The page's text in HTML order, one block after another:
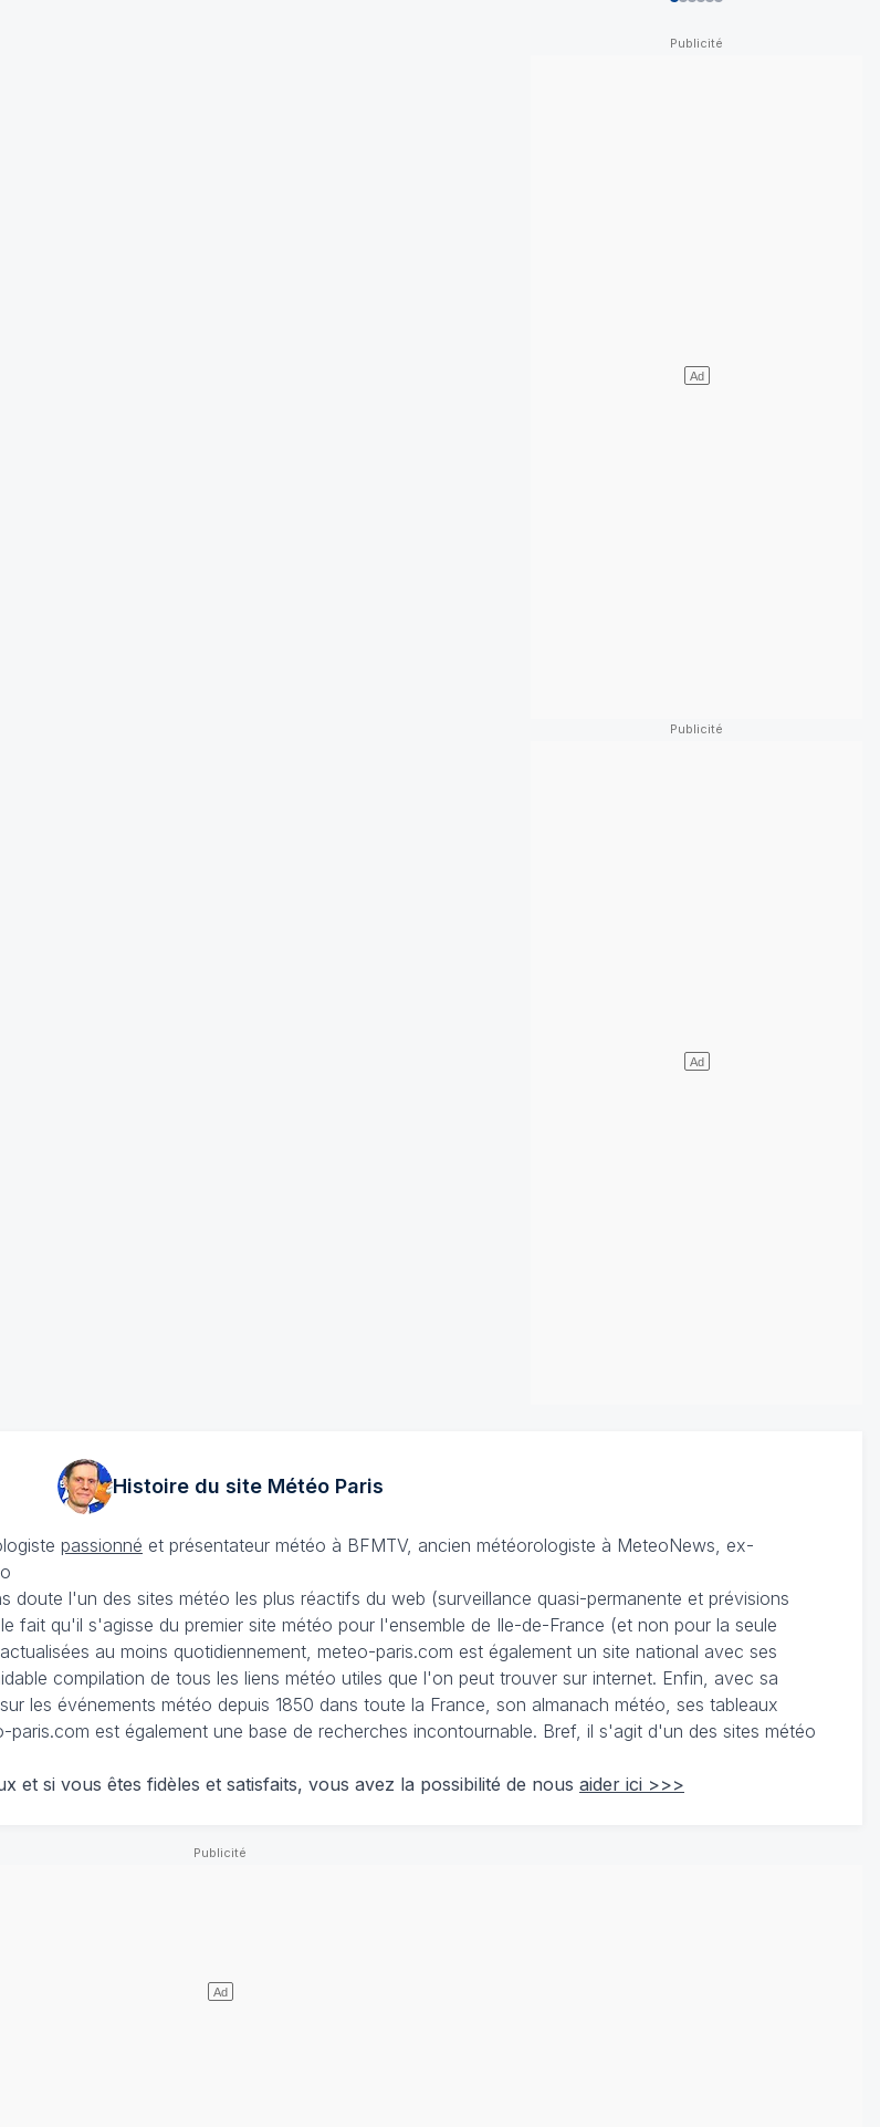
012345
Histoire du site MétéoParis
passionné et présentateur météo à BFMTV, ancien météorologiste à MeteoNews, ex-
doute l'un des sites météo les plus réactifs du web (surveillance quasi-permanente et prévisions
fait qu'il s'agisse du premier site météo pour l'ensemble de Ile-de-France (et non pour la seule
au moins quotidiennement, meteo-paris.com est également un site national avec ses
compilation de tous les liens météo utiles que l'on peut trouver sur internet. Enfin, avec sa
sur les événements météo depuis 1850 dans toute la France, son almanach météo, ses tableaux
paris.com est également une base de recherches incontournable. Bref, il s'agit d'un des sites météo
et si vous êtes fidèles et satisfaits, vous avez la possibilité de nous aider ici >>>